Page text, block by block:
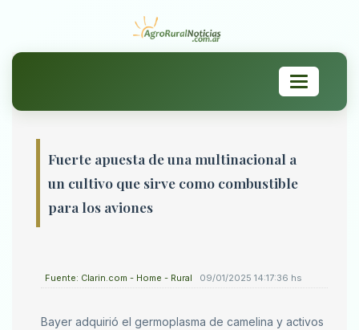
Toggle
navigation
Fuerte apuesta de una multinacional a
un cultivo que sirve como combustible
para los aviones
Fuente: Clarin.com - Home - Rural 09/01/2025 14:17:36 hs
Bayer adquirió el germoplasma de camelina y activos